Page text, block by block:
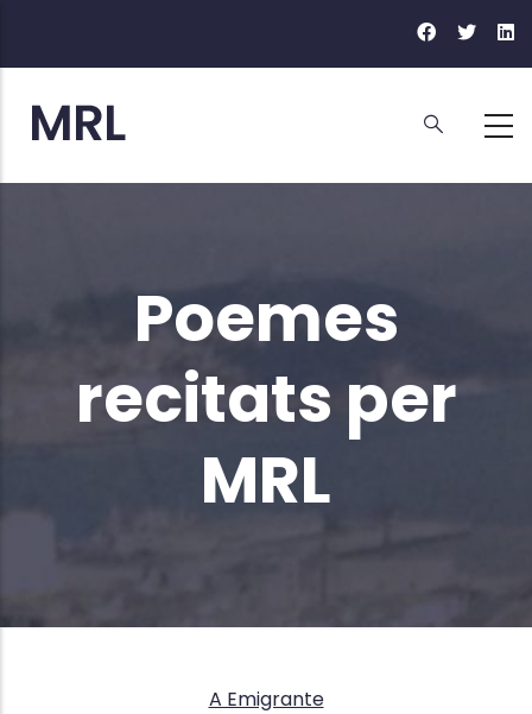
Poemes
recitats per
MRL
A Emigrante